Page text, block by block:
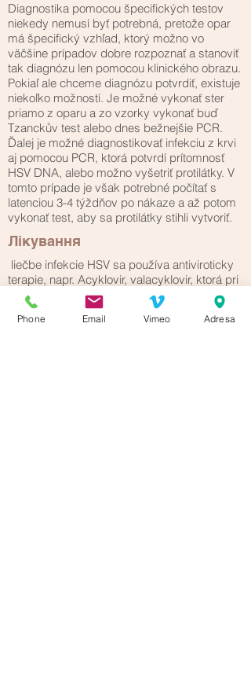
Diagnostika pomocou špecifických testov
niekedy nemusí byť potrebná, pretože opar
má špecifický vzhľad, ktorý možno vo
väčšine prípadov dobre rozpoznať a stanoviť
tak diagnózu len pomocou klinického obrazu.
Pokiaľ ale chceme diagnózu potvrdiť, existuje
niekoľko možností. Je možné vykonať ster
priamo z oparu a zo vzorky vykonať buď
Tzanckův test alebo dnes bežnejšie PCR.
Ďalej je možné diagnostikovať infekciu z krvi
aj pomocou PCR, ktorá potvrdí prítomnosť
HSV DNA, alebo možno vyšetriť protilátky. V
tomto prípade je však potrebné počítať s
latenciou 3-4 týždňov po nákaze a až potom
vykonať test, aby sa protilátky stihli vytvoriť.
Лікування
liečbe infekcie HSV sa používa antiviroticky
terapie, napr. Acyklovir, valacyklovir, ktorá pri
každodennom užívaní znižuje frekvenciu
ďalších výsevov a zmierňuje prejavy, však
úplne vyliečiť HSV infekcii zatiaľ nie je možné.
Phone Email Vimeo Adresa